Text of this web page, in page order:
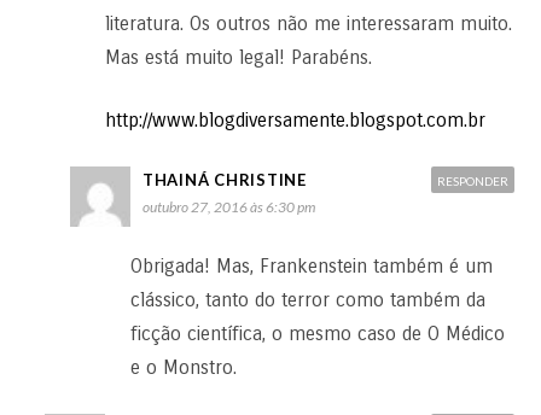
literatura. Os outros não me interessaram muito.
Mas está muito legal! Parabéns.
http://www.blogdiversamente.blogspot.com.br
THAINÁ CHRISTINE
outubro 27, 2016 às 6:30 pm
Obrigada! Mas, Frankenstein também é um
clássico, tanto do terror como também da
ficção científica, o mesmo caso de O Médico
e o Monstro.
RESPONDER